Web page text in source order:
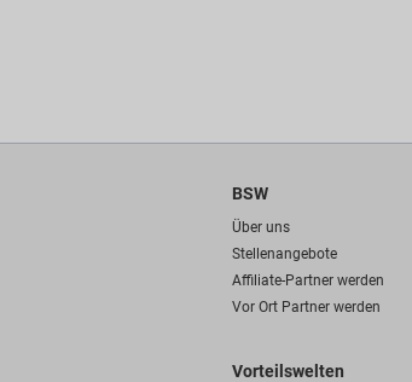
BSW
Über uns
Stellenangebote
Affiliate-Partner werden
Vor Ort Partner werden
Vorteilswelten